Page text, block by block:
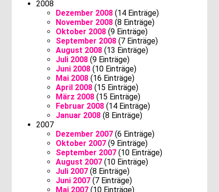
2008
Dezember 2008 (14 Einträge)
November 2008 (8 Einträge)
Oktober 2008 (9 Einträge)
September 2008 (7 Einträge)
August 2008 (13 Einträge)
Juli 2008 (9 Einträge)
Juni 2008 (10 Einträge)
Mai 2008 (16 Einträge)
April 2008 (15 Einträge)
März 2008 (15 Einträge)
Februar 2008 (14 Einträge)
Januar 2008 (8 Einträge)
2007
Dezember 2007 (6 Einträge)
Oktober 2007 (9 Einträge)
September 2007 (10 Einträge)
August 2007 (10 Einträge)
Juli 2007 (8 Einträge)
Juni 2007 (7 Einträge)
Mai 2007 (10 Einträge)